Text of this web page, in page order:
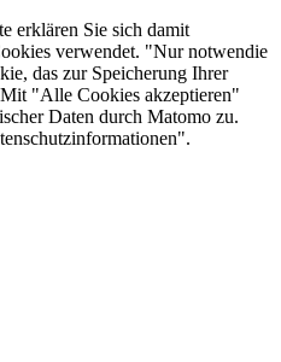
erklären Sie sich damit
verwendet. "Nur notwendie
das zur Speicherung Ihrer
"Alle Cookies akzeptieren"
Daten durch Matomo zu.